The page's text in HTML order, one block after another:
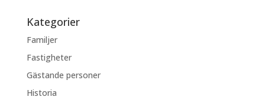
Kategorier
Familjer
Fastigheter
Gästande personer
Historia